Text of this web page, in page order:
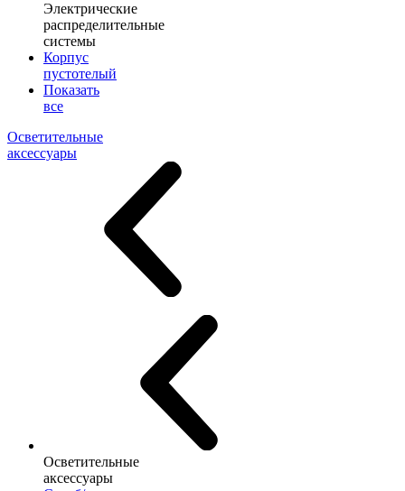
Электрические
распределительные
системы
Корпус
пустотелый
Показать
все
Осветительные
аксессуары
Осветительные
аксессуары